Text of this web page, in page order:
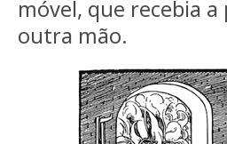
móvel, que recebia
outra mão.